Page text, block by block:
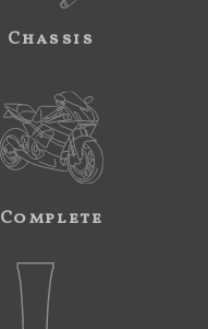
Chassis
Complete